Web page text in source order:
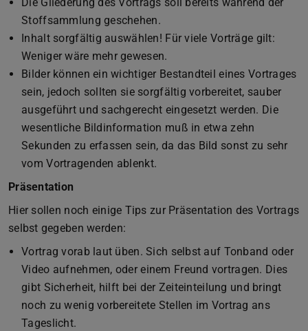
Stoffsammlung geschehen.
Inhalt sorgfältig auswählen! Für viele Vorträge gilt:
Weniger wäre mehr gewesen.
Bilder können ein wichtiger Bestandteil eines Vortrages
sein, jedoch sollten sie sorgfältig vorbereitet, sauber
ausgeführt und sachgerecht eingesetzt werden. Die
wesentliche Bildinformation muß in etwa zehn
Sekunden zu erfassen sein, da das Bild sonst zu sehr
vom Vortragenden ablenkt.
Präsentation
Hier sollen noch einige Tips zur Präsentation des Vortrags
selbst gegeben werden:
Vortrag vorab laut üben. Sich selbst auf Tonband oder
Video aufnehmen, oder einem Freund vortragen. Dies
gibt Sicherheit, hilft bei der Zeiteinteilung und bringt
noch zu wenig vorbereitete Stellen im Vortrag ans
Tageslicht.